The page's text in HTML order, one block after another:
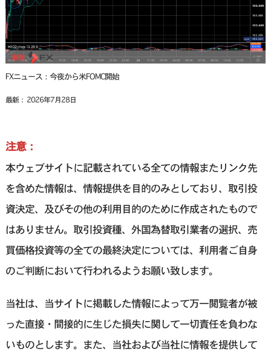
FXニュース：今夜から米FOMC開始
最新： 2026年7月28日
注意：
本ウェブサイトに記載されている全ての情報またリンク先
を含めた情報は、情報提供を目的のみとしており、取引投
資決定、及びその他の利用目的のために作成されたもので
はありません。取引投資種、外国為替取引業者の選択、売
買価格投資等の全ての最終決定については、利用者ご自身
のご判断において行われるようお願い致します。
当社は、当サイトに掲載した情報によって万一閲覧者が被
った直接・間接的に生じた損失に関して一切責任を負わな
いものとします。また、当社および当社に情報を提供して